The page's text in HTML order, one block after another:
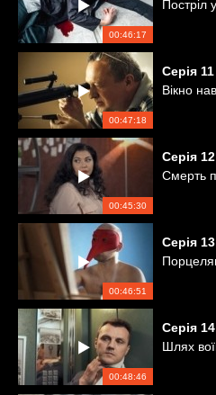
00:46:17
Постріл
00:47:18
Серія 11
Вікно
00:45:30
Серія 12
Смерть
00:46:51
Серія 13
00:48:46
Серія 14
Шлях